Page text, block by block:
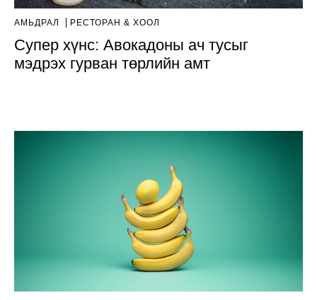
АМЬДРАЛ РЕСТОРАН & ХООЛ
Супер хүнс: Авокадоны ач тусыг
мэдрэх гурван төрлийн амт